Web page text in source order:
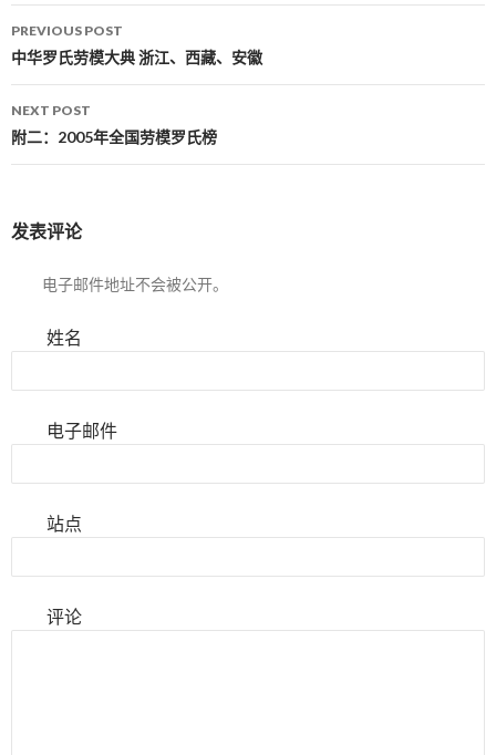
Post navigation
PREVIOUS POST
中华罗氏劳模大典 浙江、西藏、安徽
NEXT POST
附二：2005年全国劳模罗氏榜
发表评论
电子邮件地址不会被公开。
姓名
电子邮件
站点
评论